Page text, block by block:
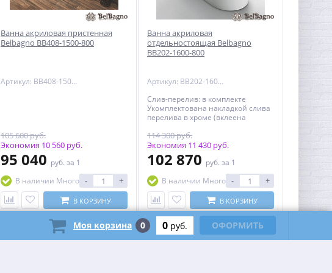
Ванна акриловая пристенная
Belbagno BB408-1500-800
Артикул: BB408-1500-800
105 600 руб.
Экономия 10 560 руб.
95 040 руб. за 1
В наличии Много - +
В КОРЗИНУ
Ванна акриловая
отдельностоящая Belbagno
BB202-1600-800
Артикул: BB202-1600-800
Слив-перелив: в комплекте
Укомплектована накладкой слива
перелива в хроме (вклеена
подлежит).Укомплектована
донным клапаном. Расположение
перелива: сливное отверстие
посередине дна ванны
Исполнение фурнитуры: хром
Гарантия: 10 лет с даты продажи
114 300 руб.
Экономия 11 430 руб.
102 870 руб. за 1
В наличии Много - +
В КОРЗИНУ
-10%
Моя корзина 0 0 руб. ОФОРМИТЬ